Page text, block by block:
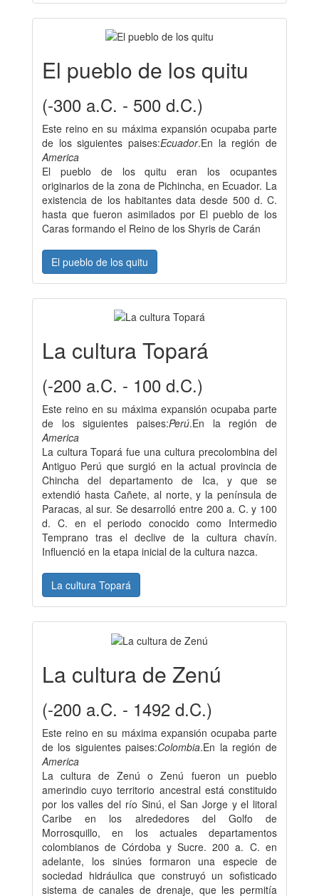
El pueblo de los quitu
(-300 a.C. - 500 d.C.)
Este reino en su máxima expansión ocupaba parte
de los siguientes paises:Ecuador.En la región de
America
El pueblo de los quitu eran los ocupantes
originarios de la zona de Pichincha, en Ecuador. La
existencia de los habitantes data desde 500 d. C.
hasta que fueron asimilados por El pueblo de los
Caras formando el Reino de los Shyris de Carán
El pueblo de los quitu
La cultura Topará
(-200 a.C. - 100 d.C.)
Este reino en su máxima expansión ocupaba parte
de los siguientes paises:Perú.En la región de
America
La cultura Topará fue una cultura precolombina del
Antiguo Perú que surgió en la actual provincia de
Chincha del departamento de Ica, y que se
extendió hasta Cañete, al norte, y la península de
Paracas, al sur. Se desarrolló entre 200 a. C. y 100
d. C. en el periodo conocido como Intermedio
Temprano tras el declive de la cultura chavín.
Influenció en la etapa inicial de la cultura nazca.
La cultura Topará
La cultura de Zenú
(-200 a.C. - 1492 d.C.)
Este reino en su máxima expansión ocupaba parte
de los siguientes paises:Colombia.En la región de
America
La cultura de Zenú o Zenú fueron un pueblo
amerindio cuyo territorio ancestral está constituido
por los valles del río Sinú, el San Jorge y el litoral
Caribe en los alrededores del Golfo de
Morrosquillo, en los actuales departamentos
colombianos de Córdoba y Sucre. 200 a. C. en
adelante, los sinúes formaron una especie de
sociedad hidráulica que construyó un sofisticado
sistema de canales de drenaje, que les permitía